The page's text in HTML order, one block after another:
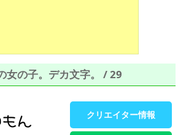
の子。デカ文字。 / 29
クリエイター情報